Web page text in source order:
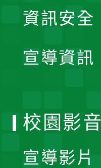
資訊安全
宣導資訊
校園影音
宣導影片